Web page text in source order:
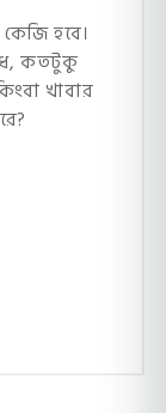
হবে।
কতটুকু
খাবার